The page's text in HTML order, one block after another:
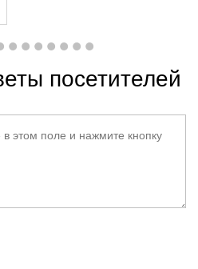
посетителей